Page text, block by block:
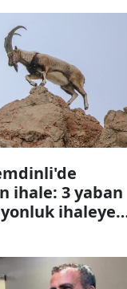
ihale: 3 yaban
ihaleye